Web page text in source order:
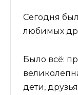
Сегодня
любимых
Было всё:
дети,